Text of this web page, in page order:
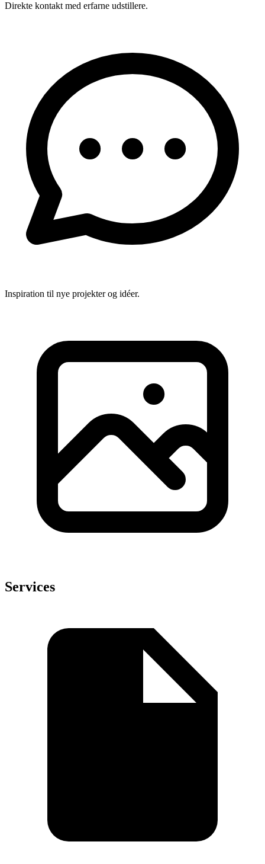
Direkte kontakt med erfarne udstillere.
Inspiration til nye projekter og idéer.
Services